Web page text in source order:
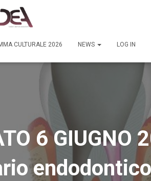
CULTURALE 2026 NEWS LOG IN
6 GIUGNO